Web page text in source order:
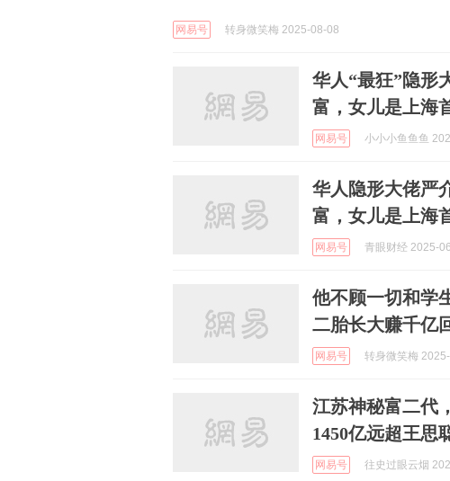
网易号 转身微笑梅 2025-08-08
华人“最狂”隐形
富，女儿是上海
网易号 小小小鱼鱼鱼
华人隐形大佬严
富，女儿是上海
网易号 青眼财经 2025-
他不顾一切和学
二胎长大赚千亿
网易号 转身微笑梅
江苏神秘富二代
1450亿远超王思
网易号 往史过眼云烟